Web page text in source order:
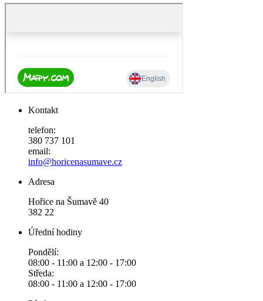
Kontakt
telefon:
380 737 101
email:
info@horicenasumave.cz
Adresa
Hořice na Šumavě 40
382 22
Úřední hodiny
Pondělí:
08:00 - 11:00 a 12:00 - 17:00
Středa:
08:00 - 11:00 a 12:00 - 17:00